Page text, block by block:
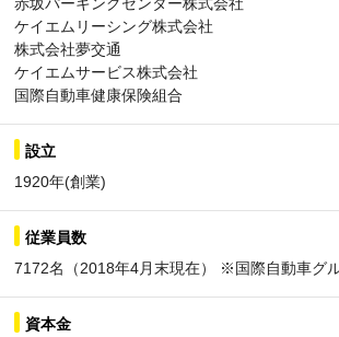
ケイエムリーシング株式会社
株式会社夢交通
ケイエムサービス株式会社
国際自動車健康保険組合
設立
1920年(創業)
従業員数
7172名（2018年4月末現在） ※国際自動車グ
資本金